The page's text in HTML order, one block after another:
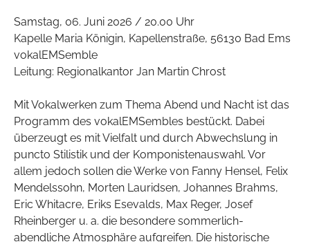
Samstag, 06. Juni 2026 / 20.00 Uhr
Kapelle Maria Königin, Kapellenstraße, 56130 Bad Ems
vokalEMSemble
Leitung: Regionalkantor Jan Martin Chrost
Mit Vokalwerken zum Thema Abend und Nacht ist das
Programm des vokalEMSembles bestückt. Dabei
überzeugt es mit Vielfalt und durch Abwechslung in
puncto Stilistik und der Komponistenauswahl. Vor
allem jedoch sollen die Werke von Fanny Hensel, Felix
Mendelssohn, Morten Lauridsen, Johannes Brahms,
Eric Whitacre, Eriks Esevalds, Max Reger, Josef
Rheinberger u. a. die besondere sommerlich-
abendliche Atmosphäre aufgreifen. Die historische